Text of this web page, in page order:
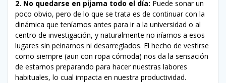
2. No quedarse en pijama todo el día: Puede sonar un
poco obvio, pero de lo que se trata es de continuar con la
dinámica que teníamos antes para ir a la universidad o al
centro de investigación, y naturalmente no iríamos a esos
lugares sin peinarnos ni desarreglados. El hecho de vestirse
como siempre (aun con ropa cómoda) nos da la sensación
de estarnos preparando para hacer nuestras labores
habituales, lo cual impacta en nuestra productividad.